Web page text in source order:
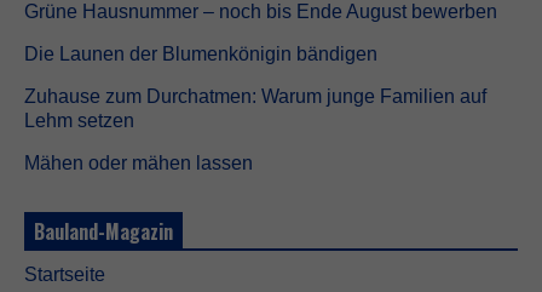
Grüne Hausnummer – noch bis Ende August bewerben
Die Launen der Blumenkönigin bändigen
Zuhause zum Durchatmen: Warum junge Familien auf
Lehm setzen
Mähen oder mähen lassen
Bauland-Magazin
Startseite